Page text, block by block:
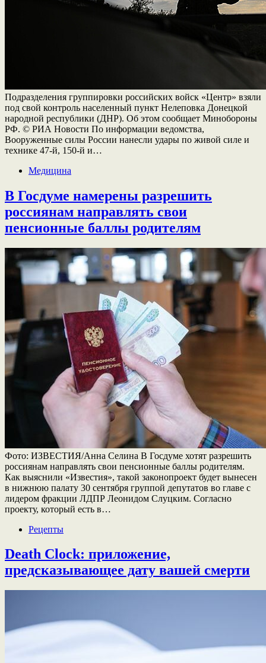
Подразделения группировки российских войск «Центр» взяли
под свой контроль населенный пункт Нелеповка Донецкой
народной республики (ДНР). Об этом сообщает Минобороны
РФ. © РИА Новости По информации ведомства,
Вооруженные силы России нанесли удары по живой силе и
технике 47-й, 150-й и…
Медицина
В Госдуме намерены разрешить
россиянам направлять свои
пенсионные баллы родителям
Фото: ИЗВЕСТИЯ/Анна Селина В Госдуме хотят разрешить
россиянам направлять свои пенсионные баллы родителям.
Как выяснили «Известия», такой законопроект будет вынесен
в нижнюю палату 30 сентября группой депутатов во главе с
лидером фракции ЛДПР Леонидом Слуцким. Согласно
проекту, который есть в…
Рецепты
Death Clock: приложение,
предсказывающее дату вашей смерти